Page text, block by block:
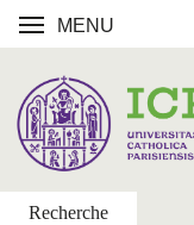
MENU
Recherche